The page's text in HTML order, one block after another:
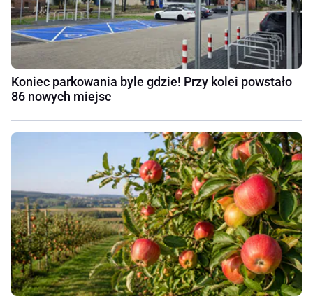
Koniec parkowania byle gdzie! Przy kolei powstało
86 nowych miejsc